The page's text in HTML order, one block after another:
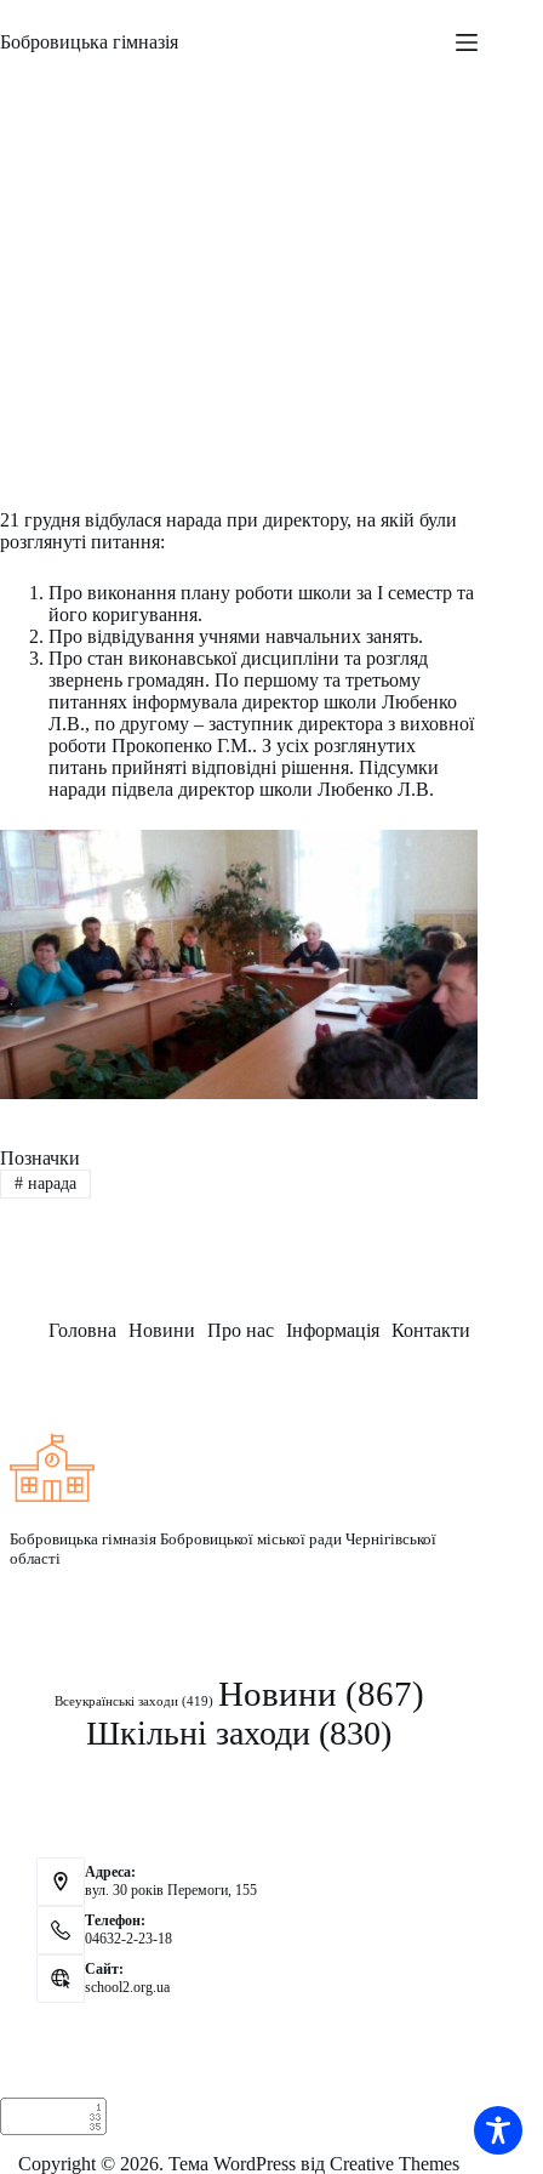
до
вмісту
Бобровицька гімназія
21 грудня відбулася нарада при директору, на якій були
розглянуті питання:
Про виконання плану роботи школи за І семестр та
його коригування.
Про відвідування учнями навчальних занять.
Про стан виконавської дисципліни та розгляд
звернень громадян. По першому та третьому
питаннях інформувала директор школи Любенко
Л.В., по другому – заступник директора з виховної
роботи Прокопенко Г.М.. З усіх розглянутих
питань прийняті відповідні рішення. Підсумки
наради підвела директор школи Любенко Л.В.
Позначки
#нарада
Головна Новини Про нас Інформація Контакти
Бобровицька гімназія Бобровицької міської ради Чернігівської
області
Всеукраїнські заходи(419) Новини (867)
Шкільні заходи (830)
Адреса:
вул. 30 років Перемоги, 155
Телефон:
04632-2-23-18
Сайт:
school2.org.ua
Copyright © 2026. Тема WordPress відCreative Themes